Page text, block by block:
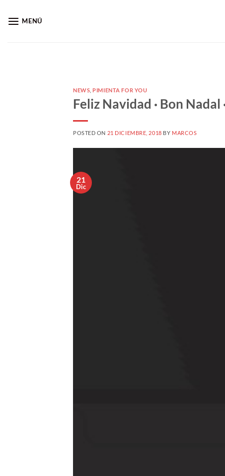
MENÚ
NEWS PIMIENTA FOR YOU
Feliz Navidad · Bon
POSTED ON 21 DICIEMBRE, 2018 BY MARCOS
21
Dic